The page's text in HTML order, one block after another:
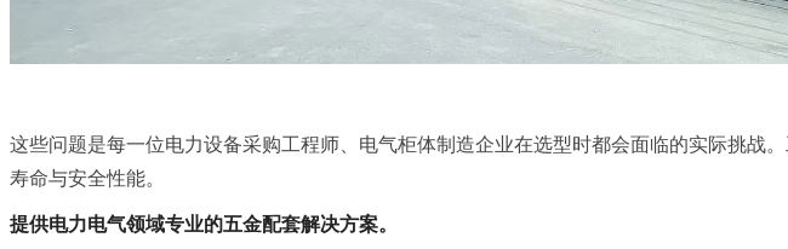
这些问题是每一位电力设备采购工程师、电气柜体制造企业在选型时都会面临的实际挑战
寿命与安全性能。
提供电力电气领域专业的五金配套解决方案。